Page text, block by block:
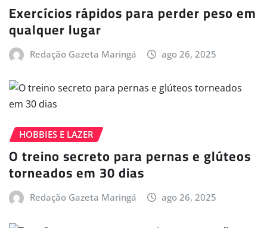
Exercícios rápidos para perder peso em
qualquer lugar
Redação Gazeta Maringá ago 26, 2025
HOBBIES E LAZER
O treino secreto para pernas e glúteos
torneados em 30 dias
Redação Gazeta Maringá ago 26, 2025